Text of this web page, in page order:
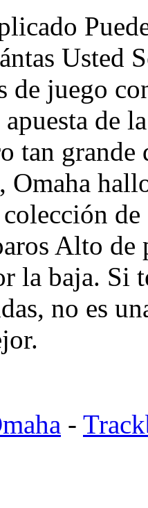
Usted
de juego
de
tan
Omaha
Alto de
la baja. Si
no es
-